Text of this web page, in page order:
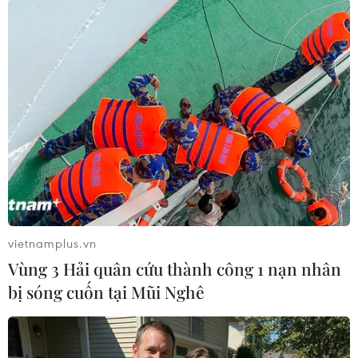
viễn tưởng của triết gia Isaac Asimov nhằm tập
trung vào trí thông minh nhân tạo đang dần
thấm nhuần trong cuộc sống hiện đại./.
(TTXVN/Vietnam+)
vietnamplus.vn
Vùng 3 Hải quân cứu thành công 1 nạn nhân
bị sóng cuốn tại Mũi Nghê